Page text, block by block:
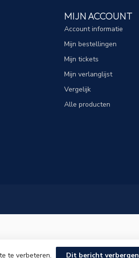
MIJN ACCOUNT
Account informatie
Mijn bestellingen
Mijn tickets
Mijn verlanglijst
Vergelijk
Alle producten
te verbeteren. Dit bericht verbergen